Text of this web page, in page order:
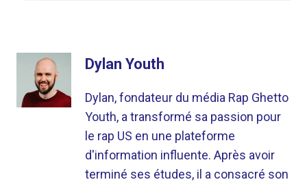
Dylan Youth
Dylan, fondateur du média Rap Ghetto
Youth, a transformé sa passion pour
le rap US en une plateforme
d'information influente. Après avoir
terminé ses études, il a consacré son